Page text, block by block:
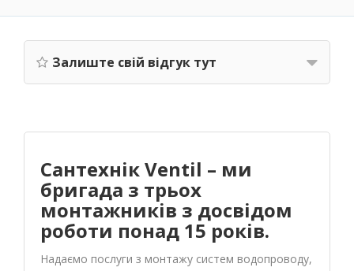
Залиште свій відгук тут
Сантехнік Ventil – ми
бригада з трьох
монтажників з досвідом
роботи понад 15 років.
Надаємо послуги з монтажу систем водопроводу,